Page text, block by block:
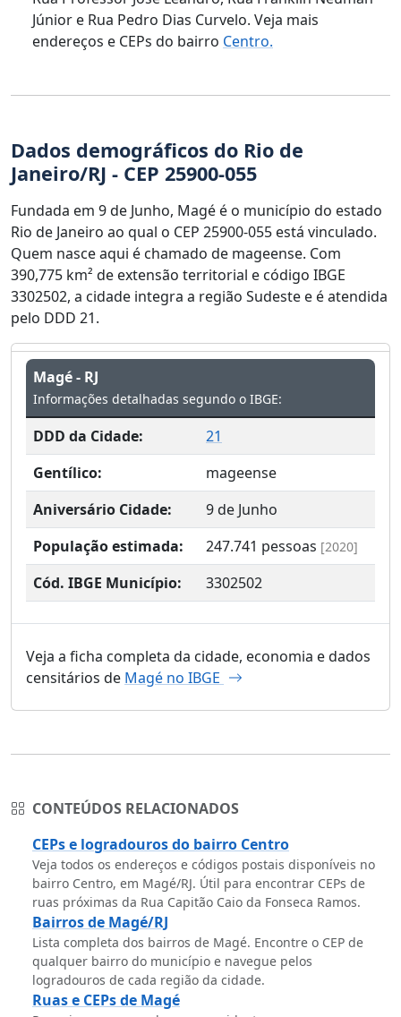
Júnior e Rua Pedro Dias Curvelo. Veja mais
endereços e CEPs do bairro Centro.
Dados demográficos do Rio de
Janeiro/RJ - CEP 25900-055
Fundada em 9 de Junho, Magé é o município do estado
Rio de Janeiro ao qual o CEP 25900-055 está vinculado.
Quem nasce aqui é chamado de mageense. Com
390,775 km² de extensão territorial e código IBGE
3302502, a cidade integra a região Sudeste e é atendida
pelo DDD 21.
Magé - RJ
Informações detalhadas segundo o IBGE:
DDD da Cidade:
21
Gentílico:
mageense
Aniversário Cidade:
9 de Junho
População estimada:
247.741 pessoas [2020]
Cód. IBGE Município: 3302502
Veja a ficha completa da cidade, economia e dados
censitários de Magé no IBGE
CONTEÚDOS RELACIONADOS
CEPs e logradouros do bairro Centro
Veja todos os endereços e códigos postais disponíveis no
bairro Centro, em Magé/RJ. Útil para encontrar CEPs de
ruas próximas da Rua Capitão Caio da Fonseca Ramos.
Bairros de Magé/RJ
Lista completa dos bairros de Magé. Encontre o CEP de
qualquer bairro do município e navegue pelos
logradouros de cada região da cidade.
Ruas e CEPs de Magé